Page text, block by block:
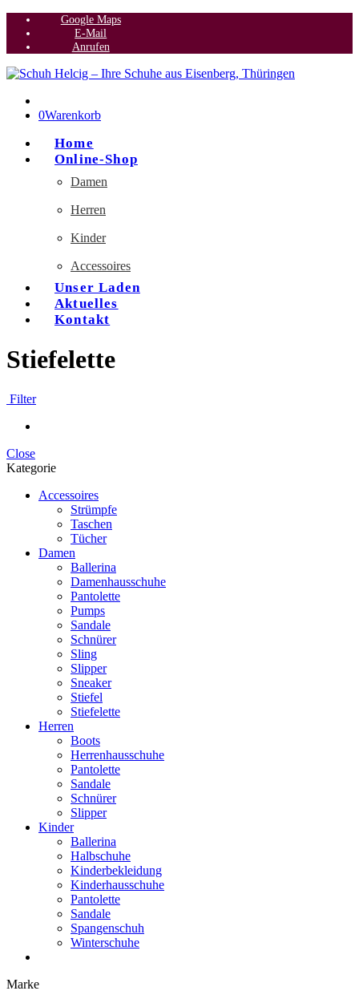
Google Maps
E-Mail
Anrufen
0Warenkorb
Home
Online-Shop
Damen
Herren
Kinder
Accessoires
Unser Laden
Aktuelles
Kontakt
Stiefelette
Filter
Close
Kategorie
Accessoires
Strümpfe
Taschen
Tücher
Damen
Ballerina
Damenhausschuhe
Pantolette
Pumps
Sandale
Schnürer
Sling
Slipper
Sneaker
Stiefel
Stiefelette
Herren
Boots
Herrenhausschuhe
Pantolette
Sandale
Schnürer
Slipper
Kinder
Ballerina
Halbschuhe
Kinderbekleidung
Kinderhausschuhe
Pantolette
Sandale
Spangenschuh
Winterschuhe
Marke